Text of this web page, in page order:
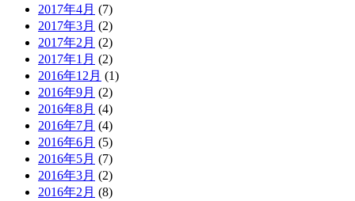
2017年4月 (7)
2017年3月 (2)
2017年2月 (2)
2017年1月 (2)
2016年12月 (1)
2016年9月 (2)
2016年8月 (4)
2016年7月 (4)
2016年6月 (5)
2016年5月 (7)
2016年3月 (2)
2016年2月 (8)